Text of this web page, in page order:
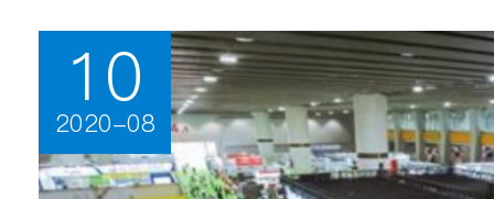
10
2020-08